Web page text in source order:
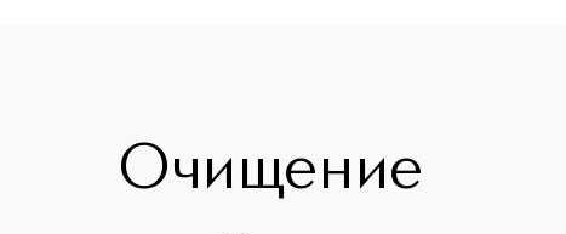
Очищение